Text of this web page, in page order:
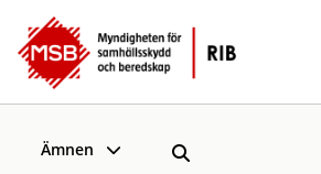
Ämnen